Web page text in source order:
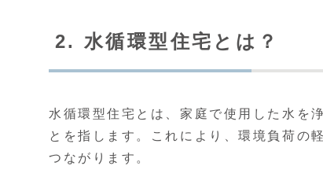
2. 水循環型住宅とは？
水循環型住宅とは、家庭で使用した水を
とを指します。これにより、環境負荷の
つながります。